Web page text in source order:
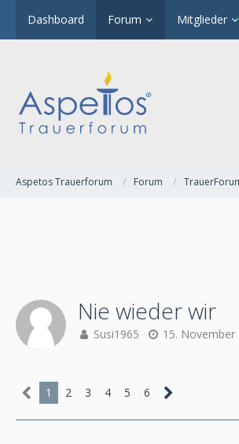
Dashboard Forum Mitglieder
Aspetos Trauerforum Forum
Nie wieder wir
Susi1965 15. November
1 2 3 4 5 6